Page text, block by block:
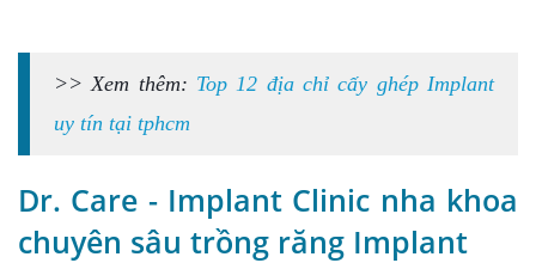
>> Xem thêm: Top 12 địa chỉ cấy ghép Implant
uy tín tại tphcm
Dr. Care - Implant Clinic nha khoa
chuyên sâu trồng răng Implant